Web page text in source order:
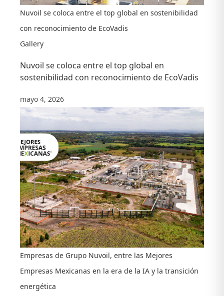
Nuvoil se coloca entre el top global en sostenibilidad
con reconocimiento de EcoVadis
Gallery
Nuvoil se coloca entre el top global en
sostenibilidad con reconocimiento de EcoVadis
mayo 4, 2026
Empresas de Grupo Nuvoil, entre las Mejores
Empresas Mexicanas en la era de la IA y la transición
energética